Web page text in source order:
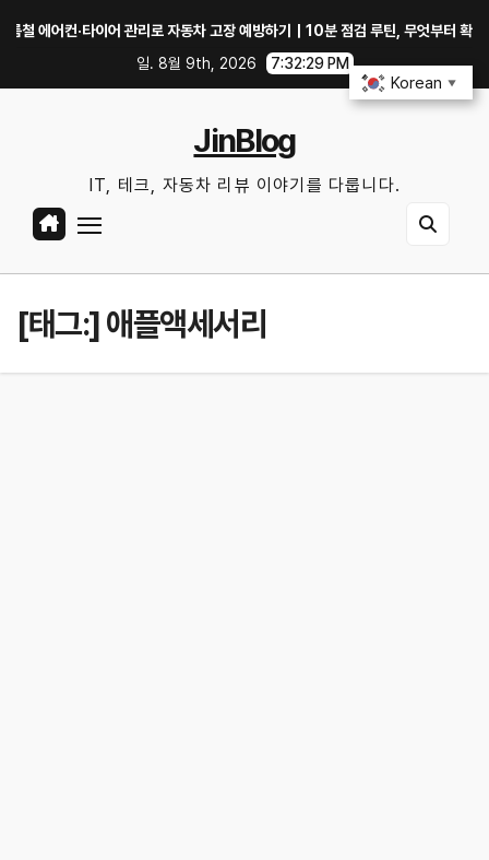
컨·타이어 관리로 자동차 고장 예방하기｜10분 점검 루틴, 무엇부터 확인할까?
일. 8월 9th, 2026
7:32:29 PM
JinBlog
IT, 테크, 자동차 리뷰 이야기를 다룹니다.
[태그:]애플액세서리
Korean ▼